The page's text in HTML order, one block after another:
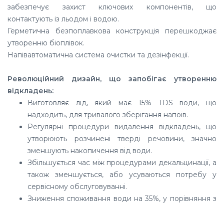
забезпечує захист ключових компонентів, що
контактують із льодом і водою.
Герметична безпоплавкова конструкція перешкоджає
утворенню біоплівок.
Напівавтоматична система очистки та дезінфекції.
Революційний дизайн, що запобігає утворенню
відкладень:
Виготовляє лід, який має 15% TDS води, що
надходить, для тривалого зберігання напоїв.
Регулярні процедури видалення відкладень, що
утворюють розчинені тверді речовини, значно
зменшують накопичення від води.
Збільшується час між процедурами декальцинації, а
також зменшується, або усуваються потребу у
сервісному обслуговуванні.
Зниження споживання води на 35%, у порівняння з